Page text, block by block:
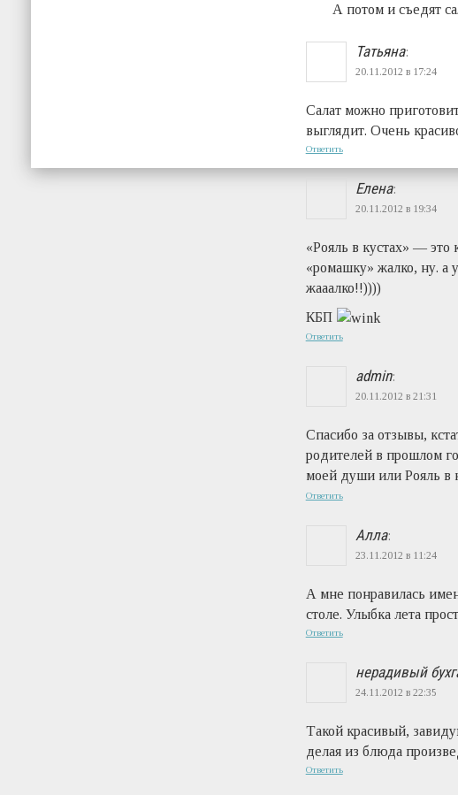
А потом и съедят
Татьяна:
20.11.2012 в 17:24
Салат можно
выглядит. Очень
Ответить
Елена:
20.11.2012 в 19:34
«Рояль в кустах» — это
«ромашку» жалко, ну.
жааалко!!))))
КБП
Ответить
admin:
20.11.2012 в 21:31
Спасибо за отзывы,
родителей в прошлом
моей души или Рояль в
Ответить
Алла:
23.11.2012 в 11:24
А мне понравилась
столе. Улыбка лета
Ответить
нерадивый
24.11.2012 в 22:35
Такой красивый,
делая из блюда
Ответить